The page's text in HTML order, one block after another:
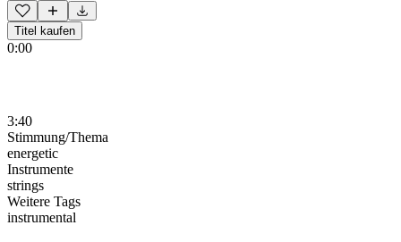
Titel kaufen
0:00
3:40
Stimmung/Thema
energetic
Instrumente
strings
Weitere Tags
instrumental